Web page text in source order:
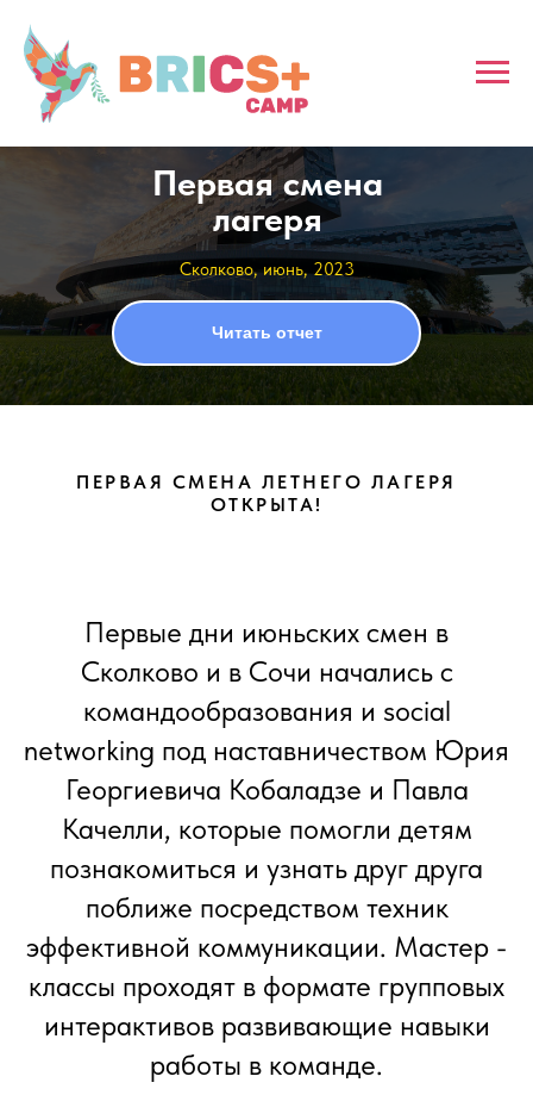
Первая смена
лагеря
Москва (Сколково)
Читать отчет
Сколково, июнь, 2023
ПЕРВАЯ СМЕНА ЛЕТНЕГО ЛАГЕРЯ
ОТКРЫТА!
Первые дни июньских смен в
Сколково и в Сочи начались с
командообразования и social
networking под наставничеством Юрия
Георгиевича Кобаладзе и Павла
Качелли, которые помогли детям
познакомиться и узнать друг друга
поближе посредством техник
эффективной коммуникации. Мастер -
классы проходят в формате групповых
интерактивов развивающие навыки
работы в команде.